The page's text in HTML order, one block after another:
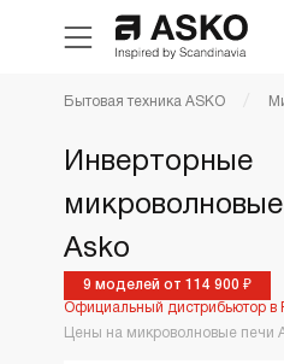
Техника для
Уход за бельем
Asko
Бытовая техника ASKO
Инверторные
Asko
9 моделей от 114 900 ₽
Официальный дистрибьютор в
Цены на микроволновые печи
Фильтр
Цена по возрастанию
По популярности
Новинки
ТОП лучших
Акции и Скидки
руб:
99900149900 1